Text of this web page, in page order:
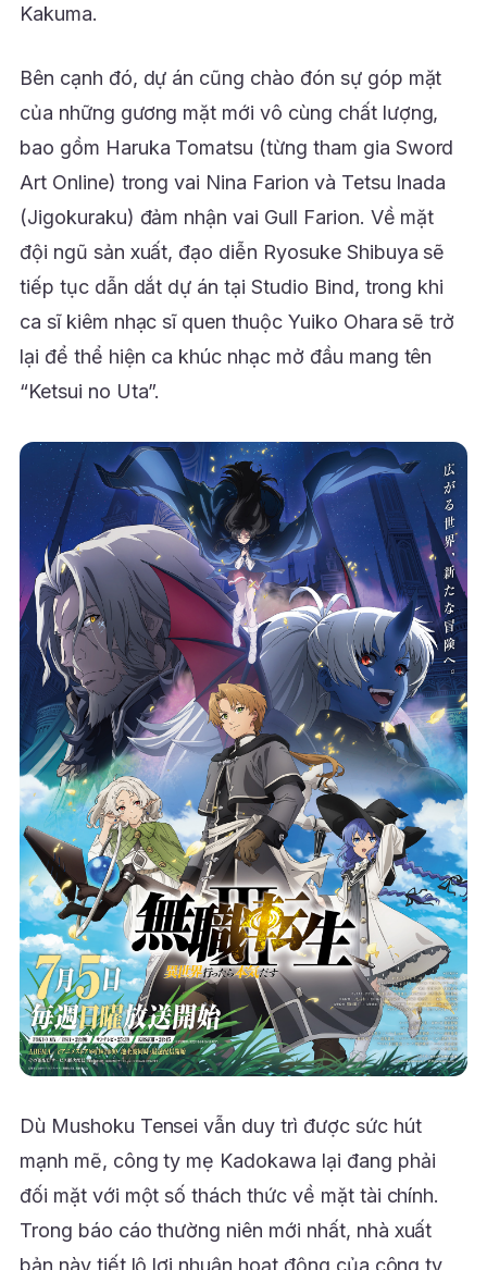
Kakuma.
Bên cạnh đó, dự án cũng chào đón sự góp mặt
của những gương mặt mới vô cùng chất lượng,
bao gồm Haruka Tomatsu (từng tham gia Sword
Art Online) trong vai Nina Farion và Tetsu Inada
(Jigokuraku) đảm nhận vai Gull Farion. Về mặt
đội ngũ sản xuất, đạo diễn Ryosuke Shibuya sẽ
tiếp tục dẫn dắt dự án tại Studio Bind, trong khi
ca sĩ kiêm nhạc sĩ quen thuộc Yuiko Ohara sẽ trở
lại để thể hiện ca khúc nhạc mở đầu mang tên
“Ketsui no Uta”.
Dù Mushoku Tensei vẫn duy trì được sức hút
mạnh mẽ, công ty mẹ Kadokawa lại đang phải
đối mặt với một số thách thức về mặt tài chính.
Trong báo cáo thường niên mới nhất, nhà xuất
bản này tiết lộ lợi nhuận hoạt động của công ty